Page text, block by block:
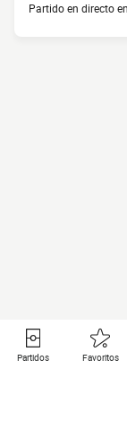
Partido en directo
Partidos Favoritos